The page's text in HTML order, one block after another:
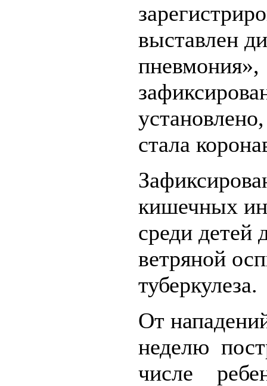
выставлен
стала
кишечных
среди детей
ветряной
туберкулеза.
От
неделю
числе